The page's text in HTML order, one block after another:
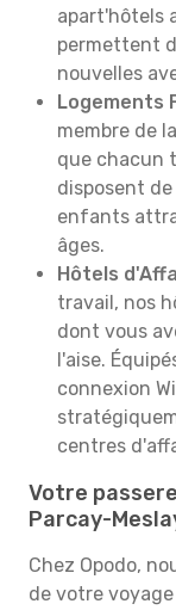
apart'hôtels
permettent
nouvelles
Logements
membre de
que chacun
disposent
enfants
âges.
Hôtels
travail, nos
dont vous
l'aise.
connexion
centres
Votre
Parcay-
Chez Opodo,
de votre